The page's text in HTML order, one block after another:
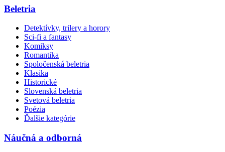
Beletria
Detektívky, trilery a horory
Sci-fi a fantasy
Komiksy
Romantika
Spoločenská beletria
Klasika
Historické
Slovenská beletria
Svetová beletria
Poézia
Ďalšie kategórie
Náučná a odborná